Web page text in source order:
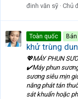
đinh văn sỹ Chủ
Toàn quốc Bán
khử trùng
💖MÁY PHUN
✔️Máy phun
sương siêu mịn
năng phát tán
sát khuẩn hoặc